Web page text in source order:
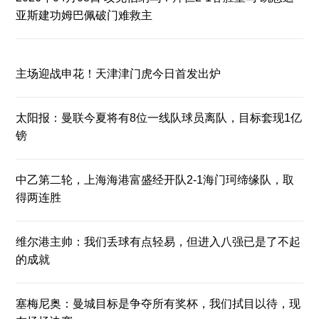
亚斯建功姆巴佩破门难救主
主场迎战申花！天津津门虎今日首发出炉
太阳报：曼联今夏将有8位一线队球员离队，目标套现1亿
镑
中乙第二轮，上海海港富盛经开队2-1海门珂缔缘队，取
得两连胜
维尔港主帅：我们丢球有点轻易，但进入八强已是了不起
的成就
塞梅尼奥：曼城目标是争夺所有奖杯，我们拭目以待，现